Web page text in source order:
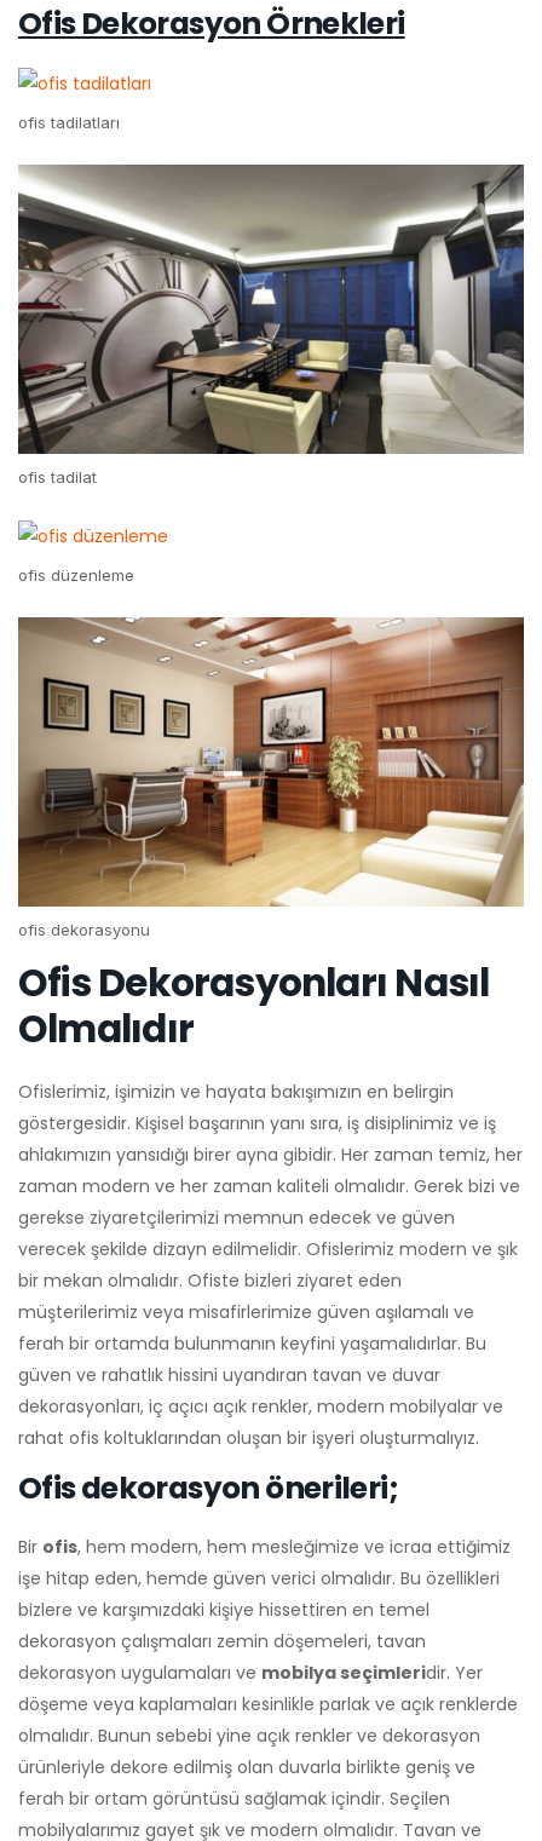
Ofis Dekorasyon Örnekleri
ofis tadilatları
ofis tadilat
ofis düzenleme
ofis dekorasyonu
Ofis Dekorasyonları Nasıl
Olmalıdır
Ofislerimiz, işimizin ve hayata bakışımızın en belirgin
göstergesidir. Kişisel başarının yanı sıra, iş disiplinimiz ve iş
ahlakımızın yansıdığı birer ayna gibidir. Her zaman temiz, her
zaman modern ve her zaman kaliteli olmalıdır. Gerek bizi ve
gerekse ziyaretçilerimizi memnun edecek ve güven
verecek şekilde dizayn edilmelidir. Ofislerimiz modern ve şık
bir mekan olmalıdır. Ofiste bizleri ziyaret eden
müşterilerimiz veya misafirlerimize güven aşılamalı ve
ferah bir ortamda bulunmanın keyfini yaşamalıdırlar. Bu
güven ve rahatlık hissini uyandıran tavan ve duvar
dekorasyonları, iç açıcı açık renkler, modern mobilyalar ve
rahat ofis koltuklarından oluşan bir işyeri oluşturmalıyız.
Ofis dekorasyon önerileri;
Bir ofis, hem modern, hem mesleğimize ve icraa ettiğimiz
işe hitap eden, hemde güven verici olmalıdır. Bu özellikleri
bizlere ve karşımızdaki kişiye hissettiren en temel
dekorasyon çalışmaları zemin döşemeleri, tavan
dekorasyon uygulamaları ve mobilya seçimleridir. Yer
döşeme veya kaplamaları kesinlikle parlak ve açık renklerde
olmalıdır. Bunun sebebi yine açık renkler ve dekorasyon
ürünleriyle dekore edilmiş olan duvarla birlikte geniş ve
ferah bir ortam görüntüsü sağlamak içindir. Seçilen
mobilyalarımız gayet şık ve modern olmalıdır. Tavan ve